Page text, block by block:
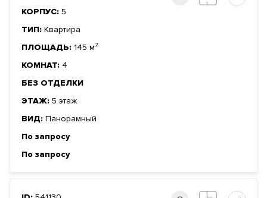
КОРПУС: 5
ТИП: Квартира
ПЛОЩАДЬ: 145 м²
КОМНАТ: 4
БЕЗ ОТДЕЛКИ
ЭТАЖ: 5 этаж
ВИД: Панорамный
По запросу
По запросу